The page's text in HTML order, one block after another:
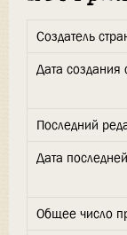
Создатель
Дата создания
Последний
Дата
Общее число